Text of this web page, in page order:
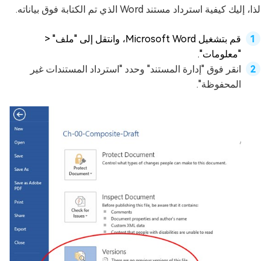
لذا، إليك كيفية استرداد مستند Word الذي تم الكتابة فوق بياناته.
قم بتشغيل Microsoft Word، وانتقل إلى "ملف" <
"معلومات".
انقر فوق "إدارة المستند" وحدد "استرداد المستندات غير
المحفوظة".